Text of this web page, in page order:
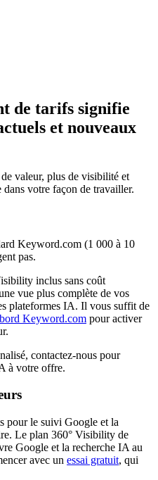
de tarifs signifie
et nouveaux
valeur, plus de visibilité et
votre façon de travailler.
Keyword.com (1 000 à 10
pas.
inclus sans coût
vue plus complète de vos
plateformes IA. Il vous suffit de
Keyword.com pour activer
contactez-nous pour
à votre offre.
pour le suivi Google et la
Le plan 360° Visibility de
Google et la recherche IA au
avec un essai gratuit, qui